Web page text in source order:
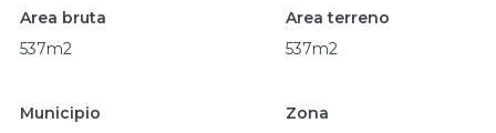
Area bruta
537m2
Area terreno
537m2
Municipio
Zona